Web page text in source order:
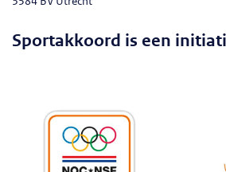
Sportakkoord is een